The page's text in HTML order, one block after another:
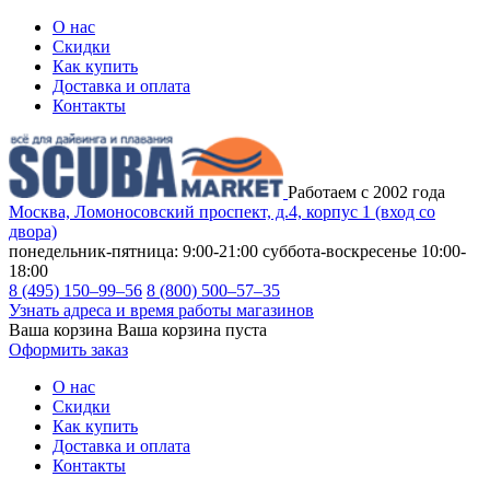
О нас
Скидки
Как купить
Доставка и оплата
Контакты
Работаем с 2002 года
Москва, Ломоносовский проспект, д.4, корпус 1 (вход со
двора)
понедельник-пятница: 9:00-21:00 суббота-воскресенье 10:00-
18:00
8 (495) 150–99–56 8 (800) 500–57–35
Узнать адреса и время работы магазинов
Ваша корзина Ваша корзина пуста
Оформить заказ
О нас
Скидки
Как купить
Доставка и оплата
Контакты